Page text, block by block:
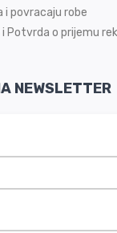
i povracaju robe
Potvrda o prijemu
NEWSLETTER